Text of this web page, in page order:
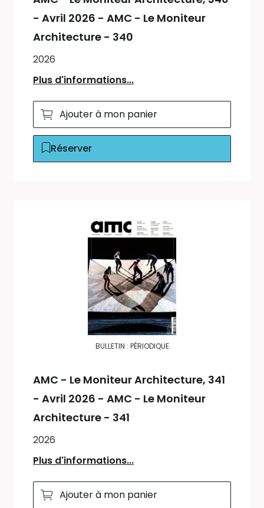
- Avril 2026 - AMC - Le Moniteur
Architecture - 340
2026
Plus d'informations...
Ajouter à mon panier
Réserver
BULLETIN : PÉRIODIQUE
AMC - Le Moniteur Architecture, 341
- Avril 2026 - AMC - Le Moniteur
Architecture - 341
2026
Plus d'informations...
Ajouter à mon panier